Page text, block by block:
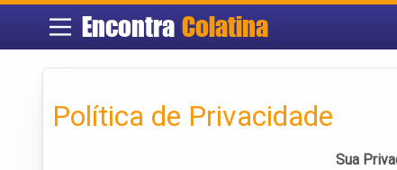
Encontra Colatina
Política de Privacidade
Sua